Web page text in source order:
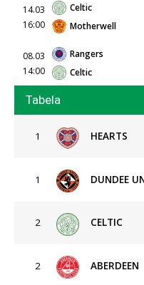
14.03
16:00
Celtic
Motherwell
08.03
14:00
Rangers
Celtic
Tabela
1 HEARTS
1 DUNDEE
2 CELTIC
2 ABERDEEN